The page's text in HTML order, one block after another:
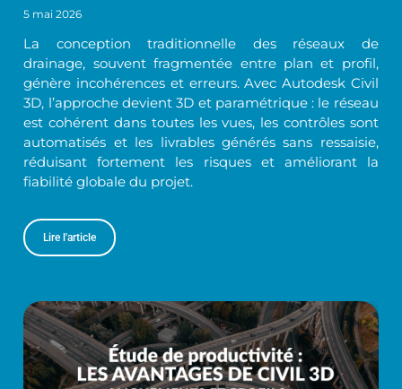
5 mai 2026
La conception traditionnelle des réseaux de
drainage, souvent fragmentée entre plan et profil,
génère incohérences et erreurs. Avec Autodesk Civil
3D, l’approche devient 3D et paramétrique : le réseau
est cohérent dans toutes les vues, les contrôles sont
automatisés et les livrables générés sans ressaisie,
réduisant fortement les risques et améliorant la
fiabilité globale du projet.
Lire l'article